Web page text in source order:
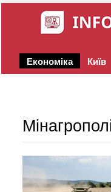
Економіка Київ